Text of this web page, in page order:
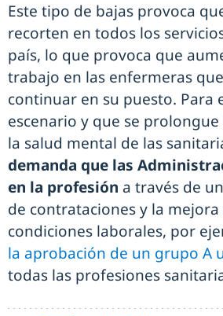
Este tipo de bajas provoca
recorten en todos los
país, lo que provoca que
trabajo en las enfermeras
continuar en su puesto. Para
escenario y que se
la salud mental de las
demanda que las
en la profesión a través de
de contrataciones y la mejora
condiciones laborales, por
la aprobación de un grupo A
todas las profesiones